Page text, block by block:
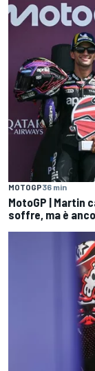
MOTOGP36 min
MotoGP | Martin
soffre, ma è